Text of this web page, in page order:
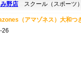
野店 スクール（スポーツ
（アマゾネス）大和つ
26